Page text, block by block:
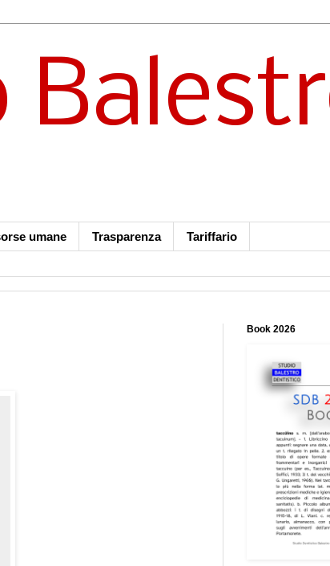
umane Trasparenza Tariffario
Book 2026